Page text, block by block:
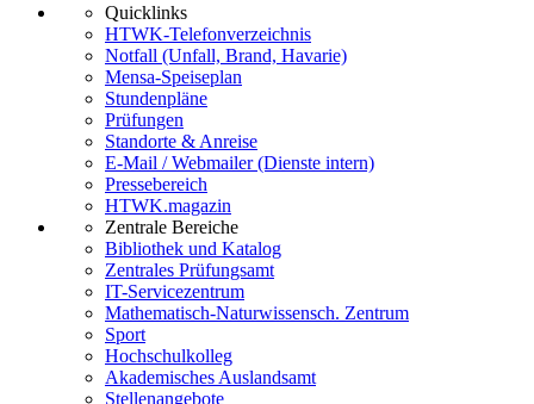
Quicklinks
HTWK-Telefonverzeichnis
Notfall (Unfall, Brand, Havarie)
Mensa-Speiseplan
Stundenpläne
Prüfungen
Standorte & Anreise
E-Mail / Webmailer (Dienste intern)
Pressebereich
HTWK.magazin
Zentrale Bereiche
Bibliothek und Katalog
Zentrales Prüfungsamt
IT-Servicezentrum
Mathematisch-Naturwissensch. Zentrum
Sport
Hochschulkolleg
Akademisches Auslandsamt
Stellenangebote